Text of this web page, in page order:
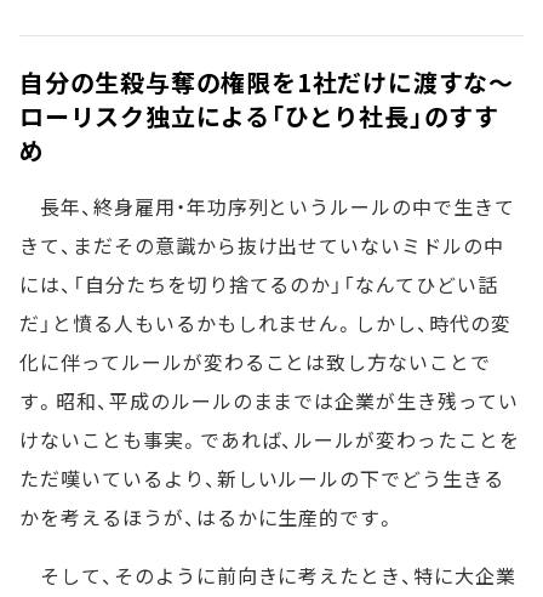
自分の生殺与奪の権限を1社だけに渡すな～
ローリスク独立による「ひとり社長」のすす
め
長年、終身雇用・年功序列というルールの中で生きて
きて、まだその意識から抜け出せていないミドルの中
には、「自分たちを切り捨てるのか」「なんてひどい話
だ」と憤る人もいるかもしれません。しかし、時代の変
化に伴ってルールが変わることは致し方ないことで
す。昭和、平成のルールのままでは企業が生き残ってい
けないことも事実。であれば、ルールが変わったことを
ただ嘆いているより、新しいルールの下でどう生きる
かを考えるほうが、はるかに生産的です。
そして、そのように前向きに考えたとき、特に大企業